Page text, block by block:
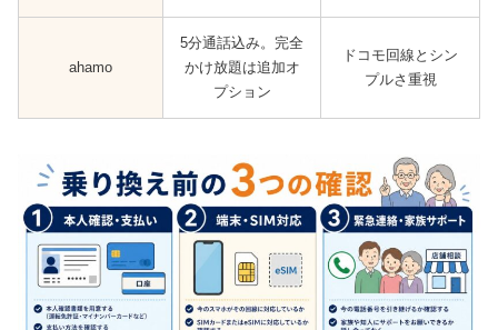
ahamo
5分通話込み。完全
かけ放題は追加オ
プション
ドコモ回線とシン
プルさ重視